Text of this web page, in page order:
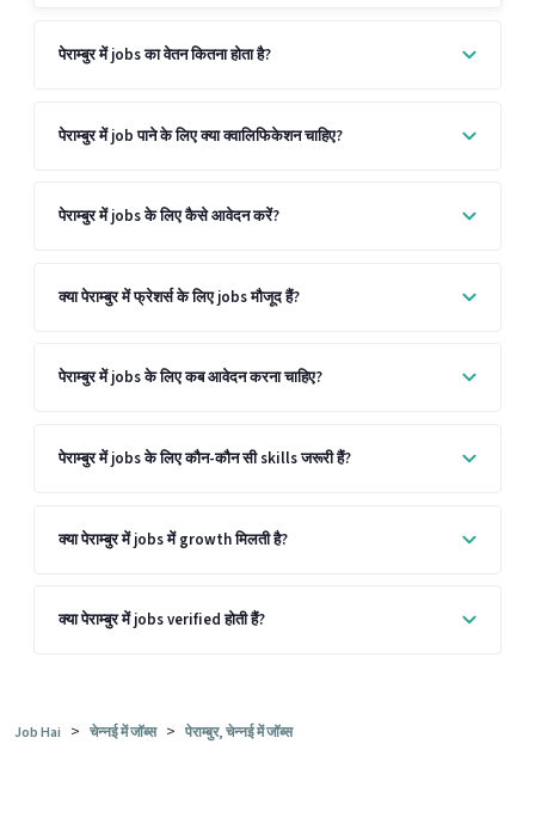
पेराम्बुर में jobs का वेतन कितना होता है?
पेराम्बुर में job पाने के लिए क्या क्वालिफिकेशन चाहिए?
पेराम्बुर में jobs के लिए कैसे आवेदन करें?
क्या पेराम्बुर में फ्रेशर्स के लिए jobs मौजूद हैं?
पेराम्बुर में jobs के लिए कब आवेदन करना चाहिए?
पेराम्बुर में jobs के लिए कौन-कौन सी skills जरूरी हैं?
क्या पेराम्बुर में jobs में growth मिलती है?
क्या पेराम्बुर में jobs verified होती हैं?
Job Hai > चेन्नई में जॉब्स > पेराम्बुर, चेन्नई में जॉब्स